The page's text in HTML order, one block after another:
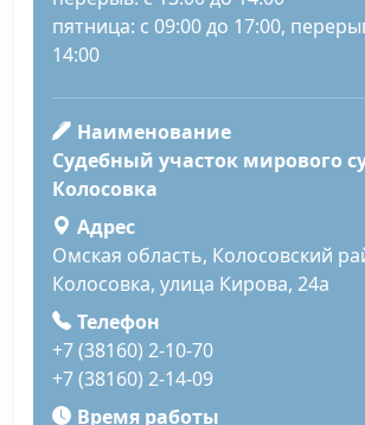
пятница: с 09:00 до 17:00,
14:00
Наименование
Судебный участок мирового
Колосовка
Адрес
Омская область, Колосовский
Колосовка, улица Кирова, 24а
Телефон
+7 (38160) 2-10-70
+7 (38160) 2-14-09
Время работы